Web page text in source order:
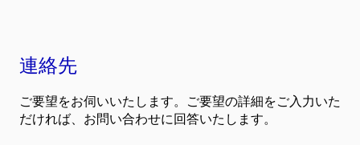
連絡先
ご要望をお伺いいたします。ご要望の詳細をご入力いた
だければ、お問い合わせに回答いたします。